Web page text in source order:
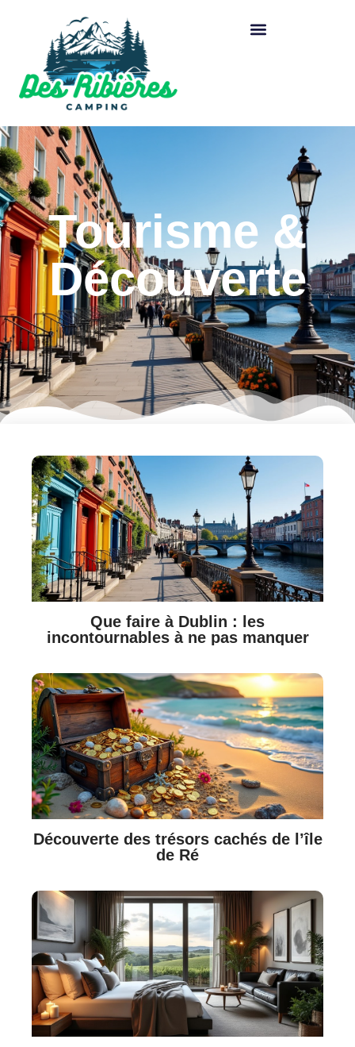
Tourisme &
Découverte
Que faire à Dublin : les
incontournables à ne pas manquer
Découverte des trésors cachés de l’île
de Ré